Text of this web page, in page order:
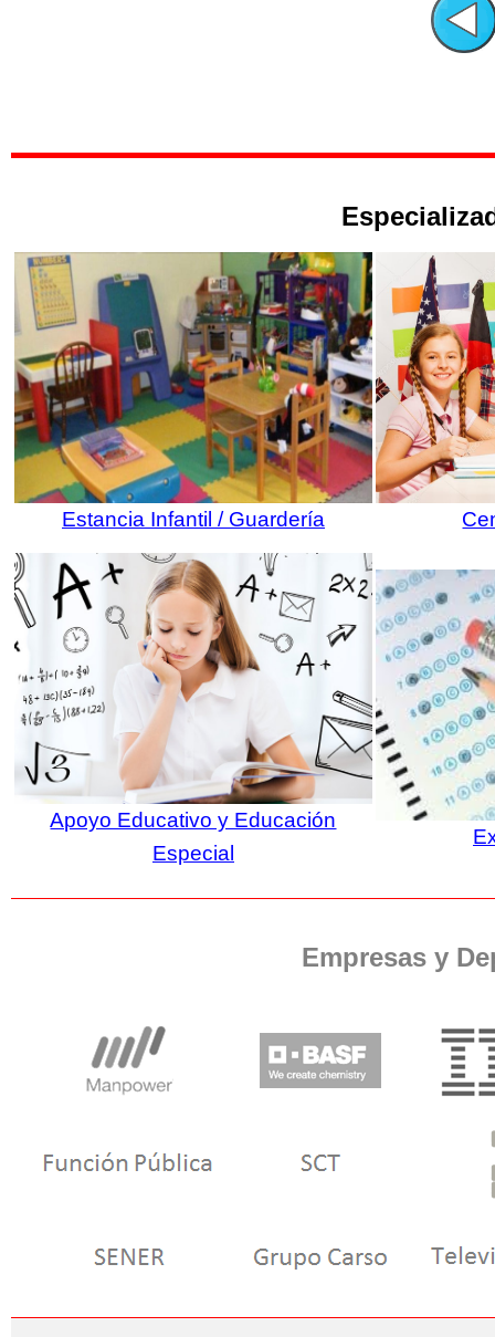
Estancia Infantil / Guardería
Apoyo Educativo y Educación
Especial
Empresas y